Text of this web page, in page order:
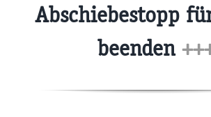
Abschiebestopp
beenden